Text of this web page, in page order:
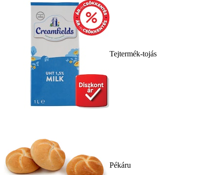
Tejtermék-tojás
Pékáru